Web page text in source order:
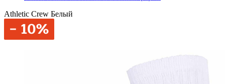
Athletic Crew Белый